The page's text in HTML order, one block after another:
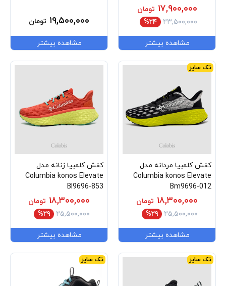
0a29pp-Eur
۱۷,۹۰۰,۰۰۰ تومان
۲۳,۵۰۰,۰۰۰
%۲۴
مشاهده بیشتر
۱۹,۵۰۰,۰۰۰ تومان
مشاهده بیشتر
تک سایز
کفش کلمبیا مردانه مدل
Columbia konos Elevate
Bm9696-012
۱۸,۳۰۰,۰۰۰ تومان
۲۵,۵۰۰,۰۰۰
%۲۹
مشاهده بیشتر
کفش کلمبیا زنانه مدل
Columbia konos Elevate
Bl9696-853
۱۸,۳۰۰,۰۰۰ تومان
۲۵,۵۰۰,۰۰۰
%۲۹
مشاهده بیشتر
تک سایز تک سایز